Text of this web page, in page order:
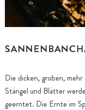
Die dicken, groben, mehr
Stängel und Blätter
geerntet. Die Ernte im